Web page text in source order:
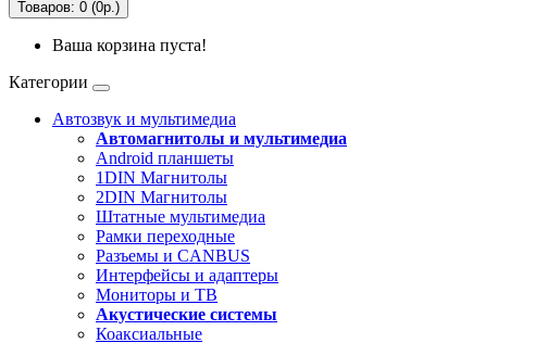
Товаров: 0 (0р.)
Ваша корзина пуста!
Категории
Автозвук и мультимедиа
Автомагнитолы и мультимедиа
Android планшеты
1DIN Магнитолы
2DIN Магнитолы
Штатные мультимедиа
Рамки переходные
Разъемы и CANBUS
Интерфейсы и адаптеры
Мониторы и ТВ
Акустические системы
Коаксиальные